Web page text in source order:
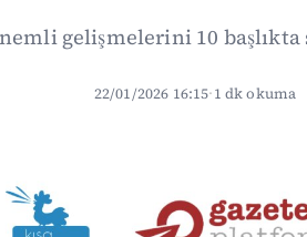
gelişmelerini 10
22/01/2026 16:15·1 dk okuma